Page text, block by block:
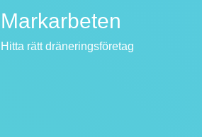
Markarbeten
Hitta rätt dräneringsföretag